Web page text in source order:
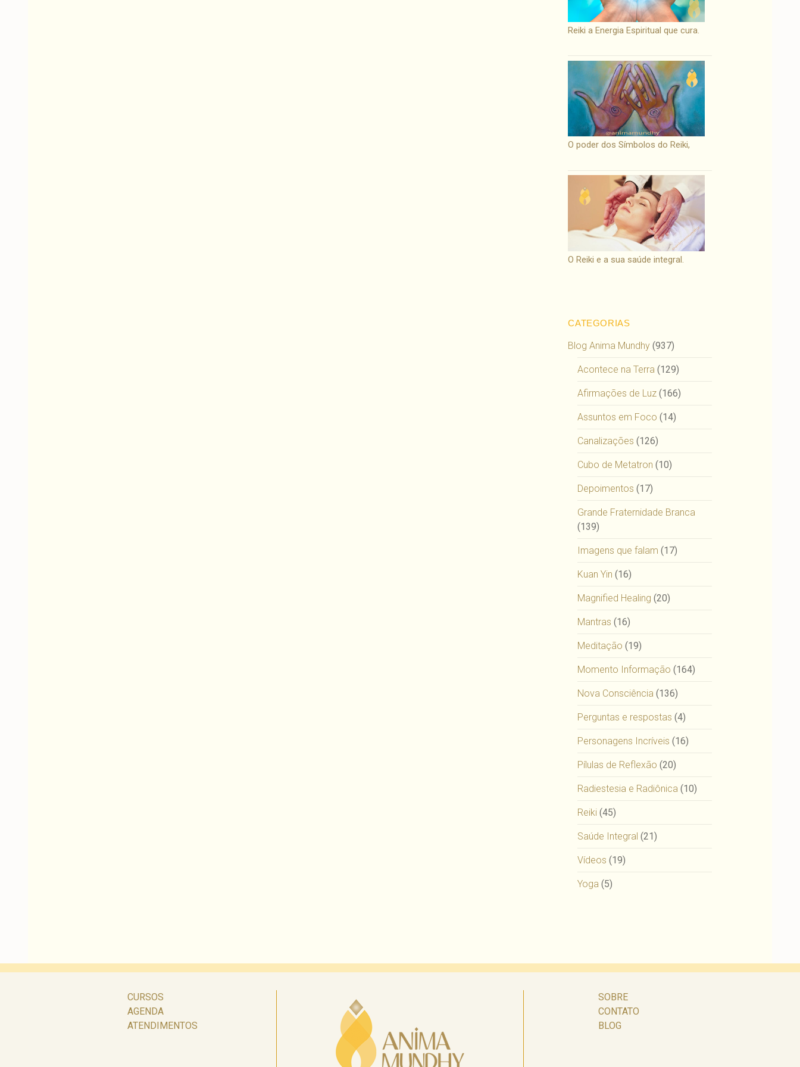
Reiki a Energia Espiritual que cura.
O poder dos Símbolos do Reiki,
O Reiki e a sua saúde integral.
CATEGORIAS
Blog Anima Mundhy (937)
Acontece na Terra (129)
Afirmações de Luz (166)
Assuntos em Foco (14)
Canalizações (126)
Cubo de Metatron (10)
Depoimentos (17)
Grande Fraternidade Branca
(139)
Imagens que falam (17)
Kuan Yin (16)
Magnified Healing (20)
Mantras (16)
Meditação (19)
Momento Informação (164)
Nova Consciência (136)
Perguntas e respostas (4)
Personagens Incríveis (16)
Pílulas de Reflexão (20)
Radiestesia e Radiônica (10)
Reiki (45)
Saúde Integral (21)
Vídeos (19)
Yoga (5)
CURSOS
AGENDA
ATENDIMENTOS
SOBRE
CONTATO
BLOG